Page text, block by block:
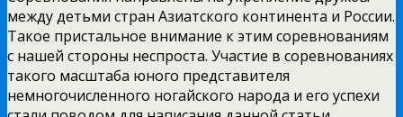
между детьми стран Азиатского континента и России.
Такое пристальное внимание к этим соревнованиям
с нашей стороны неспроста. Участие в соревнованиях
такого масштаба юного представителя
немногочисленного ногайского народа и его успехи